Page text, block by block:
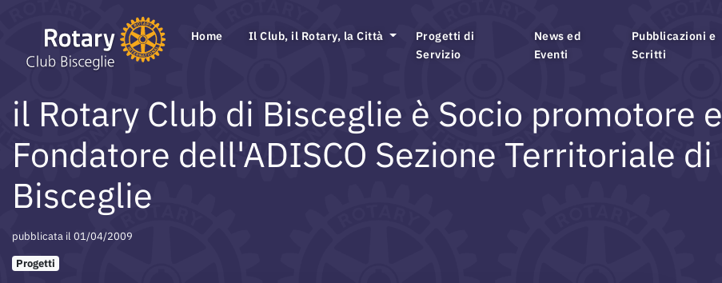
Home Il Club, il Rotary, la Città
Progetti di
Servizio
News ed
Eventi
Pubblicazioni e
Scritti
il Rotary Club di Bisceglie è Socio promotore e
Fondatore dell'ADISCO Sezione Territoriale di
Bisceglie
pubblicata il 01/04/2009
Progetti